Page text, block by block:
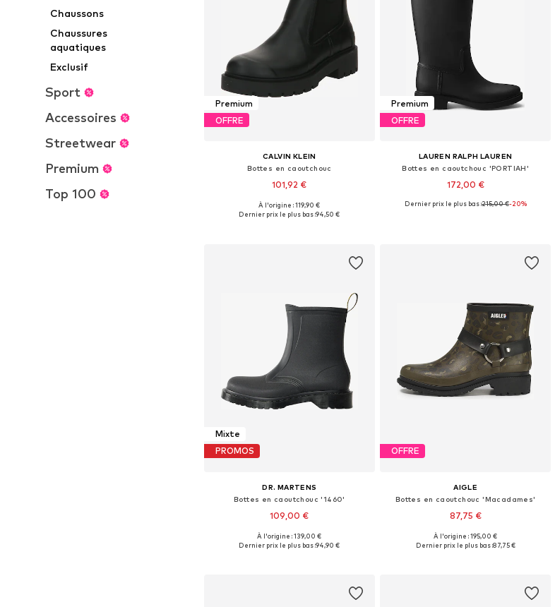
Chaussons
Chaussures
aquatiques
Exclusif
Sport
Accessoires
Streetwear
Premium
Top 100
Premium
OFFRE
CALVIN KLEIN
Bottes en caoutchouc
101,92 €
Tailles disponibles: 38, 39, 40, 41, 42
À l'origine : 119,90 €
Dernier prix le plus bas :94,50 €
Premium
OFFRE
LAUREN RALPH LAUREN
Bottes en caoutchouc 'PORTIAH'
172,00 €
Disponible en plusieurs tailles
Dernier prix le plus bas :215,00 €-20%
Mixte
PROMOS
DR. MARTENS
Bottes en caoutchouc '1460'
109,00 €
Tailles disponibles: 36, 37, 38, 39, 41, 42
À l'origine : 139,00 €
Dernier prix le plus bas :94,90 €
OFFRE
AIGLE
Bottes en caoutchouc 'Macadames'
87,75 €
Tailles disponibles: 36, 37, 38, 39, 40
À l'origine : 195,00 €
Dernier prix le plus bas :87,75 €